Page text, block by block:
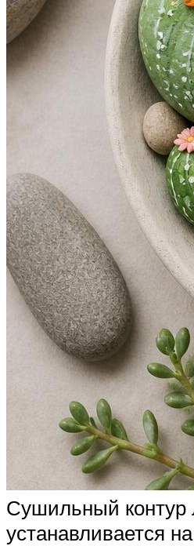
Сушильный контур
устанавливается